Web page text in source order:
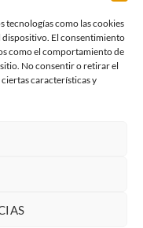
tecnologías como las cookies
dispositivo. El consentimiento
como el comportamiento de
No consentir o retirar el
características y